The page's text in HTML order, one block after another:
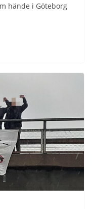
hände i Göteborg